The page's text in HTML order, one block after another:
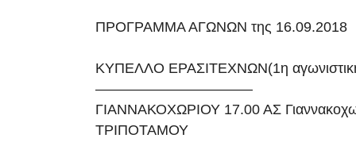
ΠΡΟΓΡΑΜΜΑ ΑΓΩΝΩΝ της 16.09.2018
ΚΥΠΕΛΛΟ ΕΡΑΣΙΤΕΧΝΩΝ(1η
———————————
ΓΙΑΝΝΑΚΟΧΩΡΙΟΥ 17.00 ΑΣ
ΤΡΙΠΟΤΑΜΟΥ